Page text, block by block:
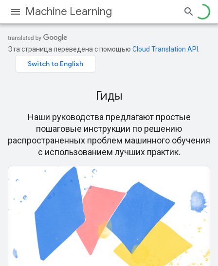
Machine Learning
Эта страница переведена с помощью Cloud Translation API
Гиды
Наши руководства предлагают простые
пошаговые инструкции по решению
распространенных проблем машинного обучения
с использованием лучших практик.